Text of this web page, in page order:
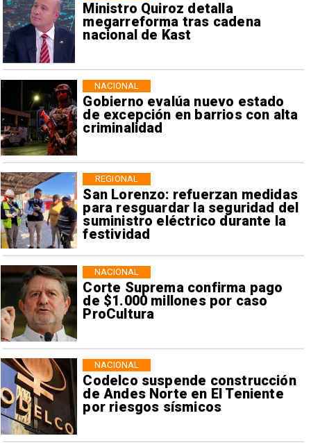
Ministro Quiroz detalla
megarreforma tras cadena
nacional de Kast
Gobierno evalúa nuevo estado
de excepción en barrios con alta
criminalidad
NACIONAL
San Lorenzo: refuerzan medidas
para resguardar la seguridad del
suministro eléctrico durante la
festividad
REGIONAL
Corte Suprema confirma pago
de $1.000 millones por caso
ProCultura
NACIONAL
Codelco suspende construcción
de Andes Norte en El Teniente
por riesgos sísmicos
NACIONAL